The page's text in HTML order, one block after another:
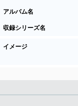
アルバム名
収録シリーズ名
イメージ